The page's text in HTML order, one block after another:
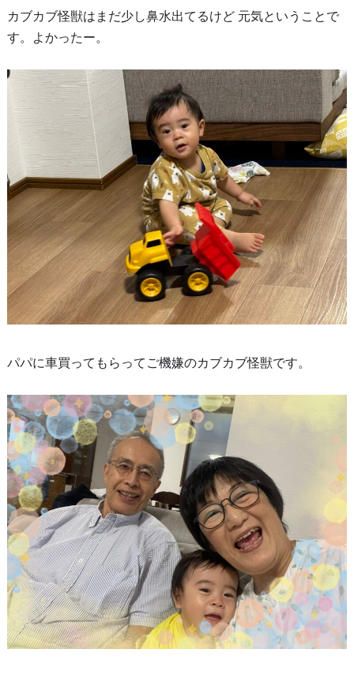
カブカブ怪獣はまだ少し鼻水出てるけど 元気ということで
す。よかったー。
パパに車買ってもらってご機嫌のカブカブ怪獣です。